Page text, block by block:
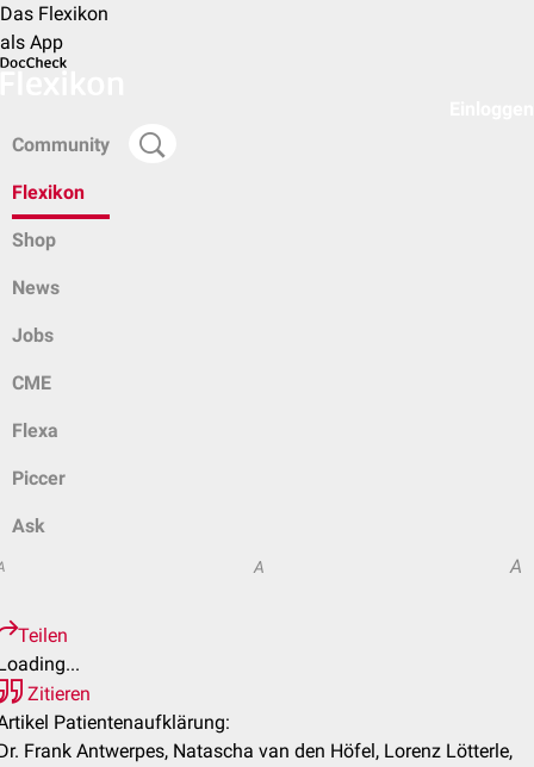
Das Flexikon
als App
Community
Flexikon
Shop
News
Jobs
CME
Flexa
Piccer
Ask
A A
Teilen
Zitieren
Patientenaufklärung:
Frank Antwerpes, Natascha van den Höfel, Lorenz Lötterle,